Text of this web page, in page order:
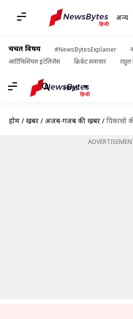
अन्य
चर्चित विषय #NewsBytesExplainer
आर्टिफिशियल इंटेलिजेंस
क्रिकेट समाचार राहुल
Hindi
होम / खबरें / अजब-गजब की खबरें / पिकासो की पेंटिंग